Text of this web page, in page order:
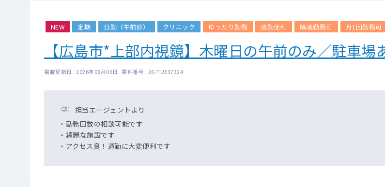
NEW 定期 日勤（午前診） クリニック ゆったり勤務 通勤便利 隔週勤務可 月1回勤務可
【広島市*上部内視鏡】木曜日の午前のみ／駐車
掲載更新日 : 2026年08月06日 案件番号 : 26-TU337324
担当エージェントより
・勤務回数の相談可能です
・綺麗な施設です
・アクセス良！通勤に大変便利です